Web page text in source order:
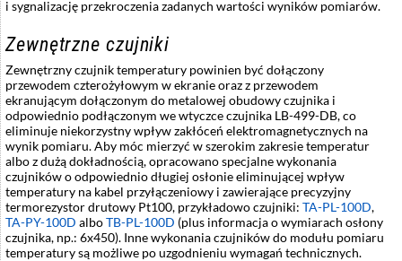
i sygnalizację przekroczenia zadanych wartości wyników pomiarów.
Zewnętrzne czujniki
Zewnętrzny czujnik temperatury powinien być dołączony
przewodem czterożyłowym w ekranie oraz z przewodem
ekranującym dołączonym do metalowej obudowy czujnika i
odpowiednio podłączonym we wtyczce czujnika LB-499-DB, co
eliminuje niekorzystny wpływ zakłóceń elektromagnetycznych na
wynik pomiaru. Aby móc mierzyć w szerokim zakresie temperatur
albo z dużą dokładnością, opracowano specjalne wykonania
czujników o odpowiednio długiej osłonie eliminującej wpływ
temperatury na kabel przyłączeniowy i zawierające precyzyjny
termorezystor drutowy Pt100, przykładowo czujniki: TA-PL-100D,
TA-PY-100D alboTB-PL-100D (plus informacja o wymiarach osłony
czujnika, np.: 6x450). Inne wykonania czujników do modułu pomiaru
temperatury są możliwe po uzgodnieniu wymagań technicznych.